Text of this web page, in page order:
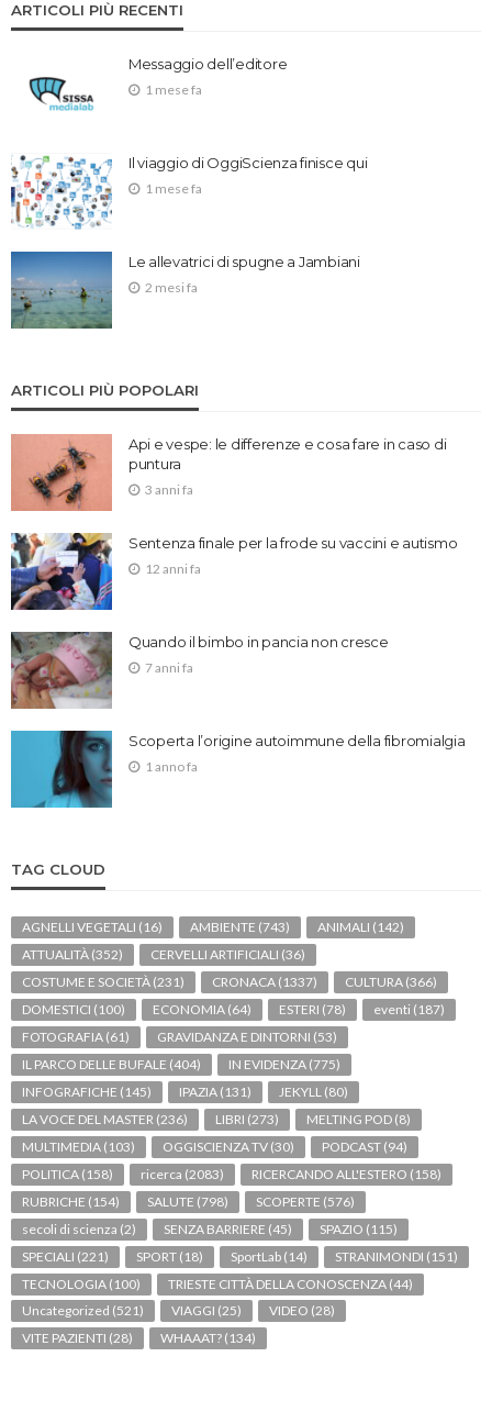
ARTICOLI PIÙ RECENTI
Messaggio dell’editore
1 mese fa
Il viaggio di OggiScienza finisce qui
1 mese fa
Le allevatrici di spugne a Jambiani
2 mesi fa
ARTICOLI PIÙ POPOLARI
Api e vespe: le differenze e cosa fare in caso di
puntura
3 anni fa
Sentenza finale per la frode su vaccini e autismo
12 anni fa
Quando il bimbo in pancia non cresce
7 anni fa
Scoperta l’origine autoimmune della fibromialgia
1 anno fa
TAG CLOUD
AGNELLI VEGETALI (16) AMBIENTE (743) ANIMALI (142)
ATTUALITÀ (352) CERVELLI ARTIFICIALI (36)
COSTUME E SOCIETÀ (231) CRONACA (1337) CULTURA (366)
DOMESTICI (100) ECONOMIA (64) ESTERI (78) eventi (187)
FOTOGRAFIA (61) GRAVIDANZA E DINTORNI (53)
IL PARCO DELLE BUFALE (404) IN EVIDENZA (775)
INFOGRAFICHE (145) IPAZIA (131) JEKYLL (80)
LA VOCE DEL MASTER (236) LIBRI (273) MELTING POD (8)
MULTIMEDIA (103) OGGISCIENZA TV (30) PODCAST (94)
POLITICA (158) ricerca (2083) RICERCANDO ALL'ESTERO (158)
RUBRICHE (154) SALUTE (798) SCOPERTE (576)
secoli di scienza (2) SENZA BARRIERE (45) SPAZIO (115)
SPECIALI (221) SPORT (18) SportLab (14) STRANIMONDI (151)
TECNOLOGIA (100) TRIESTE CITTÀ DELLA CONOSCENZA (44)
Uncategorized (521) VIAGGI (25) VIDEO (28)
VITE PAZIENTI (28) WHAAAT? (134)